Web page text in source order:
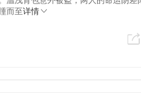
而至详情